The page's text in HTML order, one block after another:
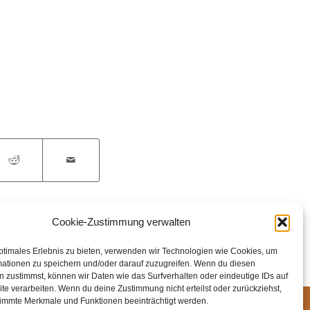
Cookie-Zustimmung verwalten
Erlebnis zu bieten, verwenden wir Technologien wie Cookies, um
zu speichern und/oder darauf zuzugreifen. Wenn du diesen
zustimmst, können wir Daten wie das Surfverhalten oder eindeutige IDs auf
verarbeiten. Wenn du deine Zustimmung nicht erteilst oder zurückziehst,
Merkmale und Funktionen beeinträchtigt werden.
Datenschutz Cookie-Richtlinie (EU)